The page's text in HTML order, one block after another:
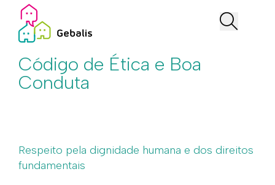
Código de Ética e Boa
Conduta
Respeito pela dignidade humana e dos direitos
fundamentais